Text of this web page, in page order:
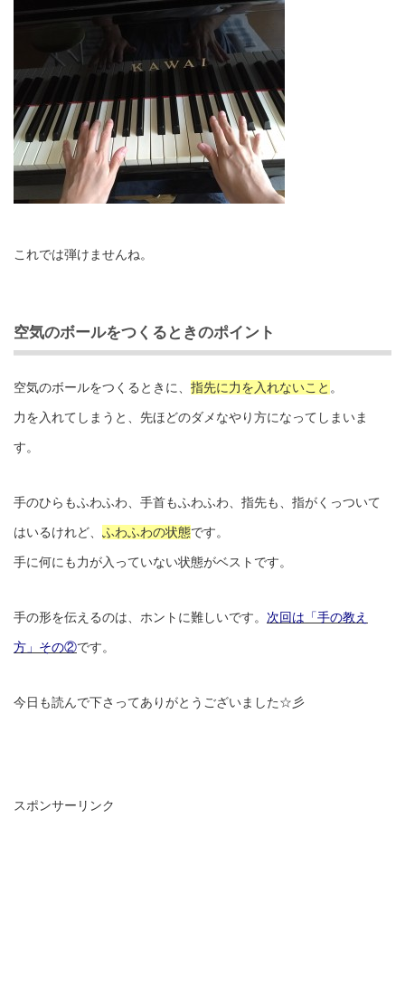
これでは弾けませんね。
空気のボールをつくるときのポイント
空気のボールをつくるときに、 指先に力を入れないこと 。
力を入れてしまうと、先ほどのダメなやり方になってしまいま
す。
手のひらもふわふわ、手首もふわふわ、指先も、指がくっついて
はいるけれど、 ふわふわの状態です。
手に何にも力が入っていない状態がベストです。
手の形を伝えるのは、ホントに難しいです。 次回は「手の教え
方」その②です。
今日も読んで下さってありがとうございました☆彡
スポンサーリンク